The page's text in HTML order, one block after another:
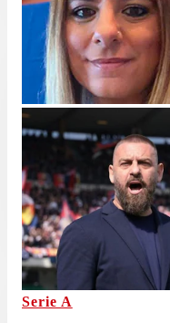
Serie A